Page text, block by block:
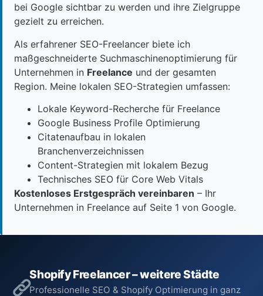
bei Google sichtbar zu werden und ihre Zielgruppe
gezielt zu erreichen.
Als erfahrener SEO-Freelancer biete ich
maßgeschneiderte Suchmaschinenoptimierung für
Unternehmen in Freelance und der gesamten
Region. Meine lokalen SEO-Strategien umfassen:
Lokale Keyword-Recherche für Freelance
Google Business Profile Optimierung
Citatenaufbau in lokalen
Branchenverzeichnissen
Content-Strategien mit lokalem Bezug
Technisches SEO für Core Web Vitals
Kostenloses Erstgespräch vereinbaren – Ihr
Unternehmen in Freelance auf Seite 1 von Google.
Shopify Freelancer – weitere Städte
Professionelle SEO & Shopify Optimierung in ganz